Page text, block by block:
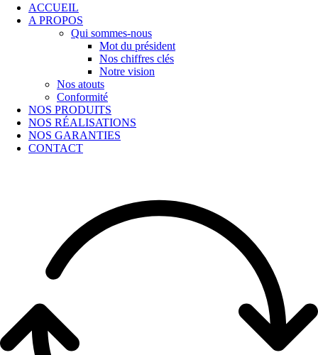
ACCUEIL
A PROPOS
Qui sommes-nous
Mot du président
Nos chiffres clés
Notre vision
Nos atouts
Conformité
NOS PRODUITS
NOS RÉALISATIONS
NOS GARANTIES
CONTACT